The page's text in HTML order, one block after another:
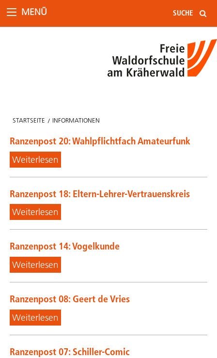
MENÜ
STARTSEITE INFORMATIONEN
Ranzenpost 20: Wahlpflichtfach Amateurfunk
Weiterlesen
Ranzenpost 18: Eltern-Lehrer-Vertrauenskreis
Weiterlesen
Ranzenpost 14: Vogelkunde
Weiterlesen
Ranzenpost 08: Geert de Vries
Weiterlesen
Ranzenpost 07: Schiller-Comic